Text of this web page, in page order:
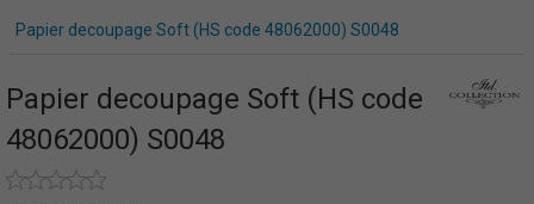
Papier decoupage Soft (HS code 48062000) S0048
Papier decoupage Soft (HS code
48062000) S0048